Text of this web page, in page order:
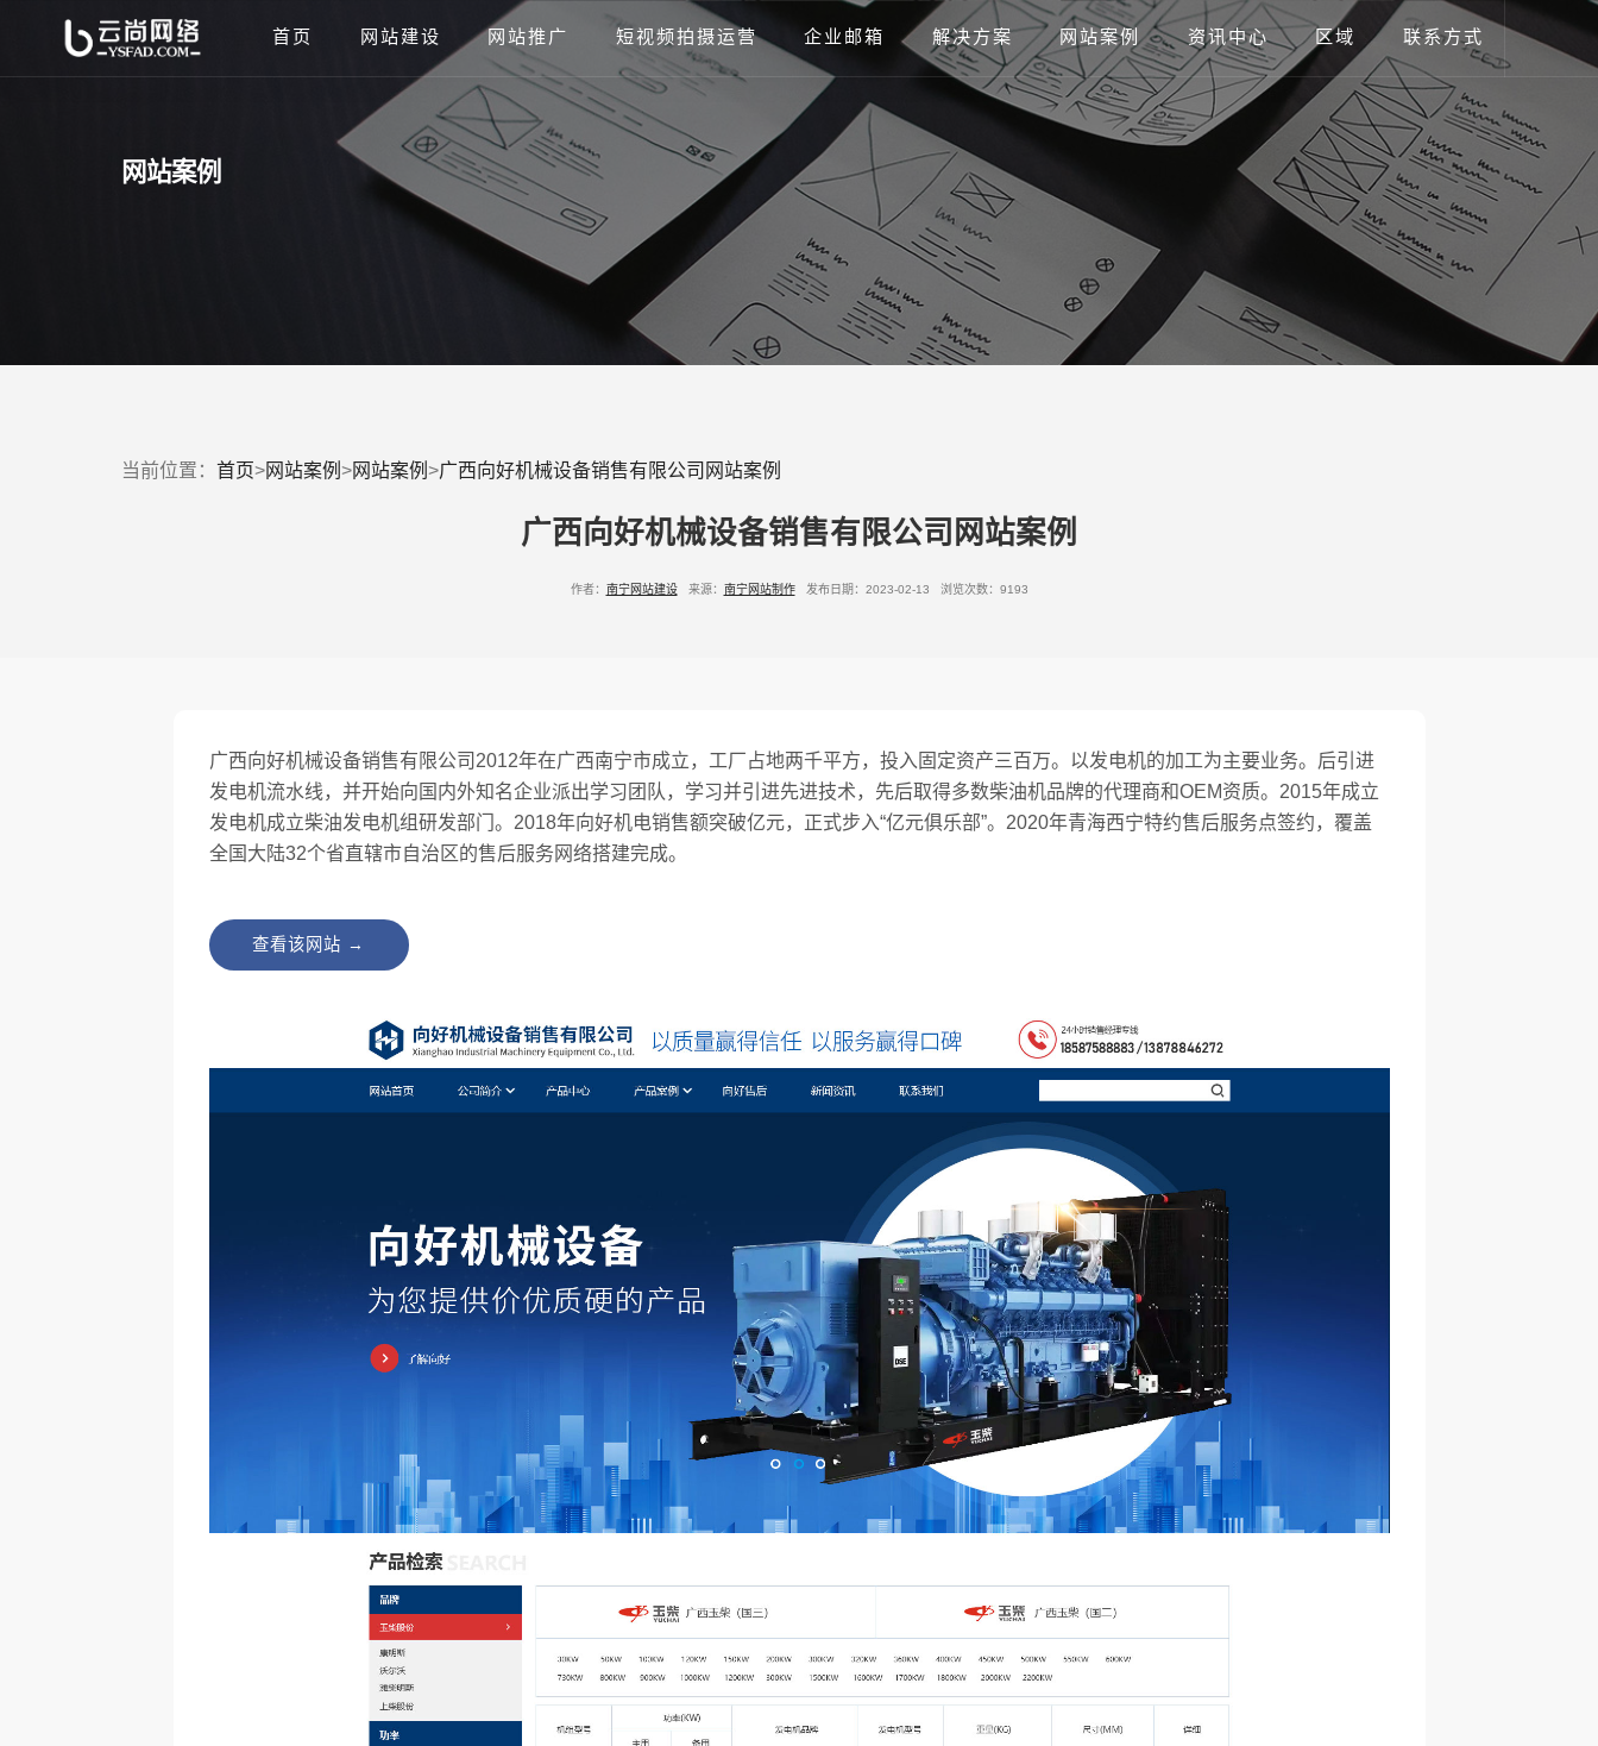
首页 网站建设 网站推广 短视频拍摄运营 企业邮箱 解决方案 网站案例 资讯中心 区域 联系方式
网站案例
当前位置： 首页>网站案例 >网站案例 >广西向好机械设备销售有限公司网站案例
广西向好机械设备销售有限公司网站案例
作者： 南宁网站建设来源： 南宁网站制作发布日期：2023-02-13 浏览次数：9193
广西向好机械设备销售有限公司2012年在广西南宁市成立，工厂占地两千平方，投入固定资产三百万。以发电机的加工为主要业务。后引进
发电机流水线，并开始向国内外知名企业派出学习团队，学习并引进先进技术，先后取得多数柴油机品牌的代理商和OEM资质。2015年成立
发电机成立柴油发电机组研发部门。2018年向好机电销售额突破亿元，正式步入“亿元俱乐部”。2020年青海西宁特约售后服务点签约，覆盖
全国大陆32个省直辖市自治区的售后服务网络搭建完成。
查看该网站 →